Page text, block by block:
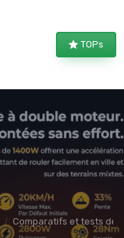
TOPs
Comparatifs et tests de